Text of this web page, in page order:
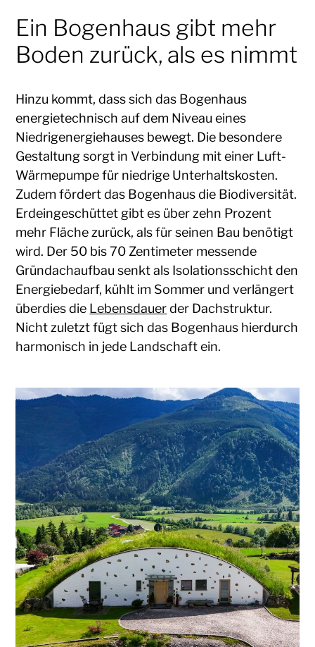
Ein Bogenhaus gibt mehr
Boden zurück, als es nimmt
Hinzu kommt, dass sich das Bogenhaus
energietechnisch auf dem Niveau eines
Niedrigenergiehauses bewegt. Die besondere
Gestaltung sorgt in Verbindung mit einer Luft-
Wärmepumpe für niedrige Unterhaltskosten.
Zudem fördert das Bogenhaus die Biodiversität.
Erdeingeschüttet gibt es über zehn Prozent
mehr Fläche zurück, als für seinen Bau benötigt
wird. Der 50 bis 70 Zentimeter messende
Gründachaufbau senkt als Isolationsschicht den
Energiebedarf, kühlt im Sommer und verlängert
überdies die Lebensdauerder Dachstruktur.
Nicht zuletzt fügt sich das Bogenhaus hierdurch
harmonisch in jede Landschaft ein.